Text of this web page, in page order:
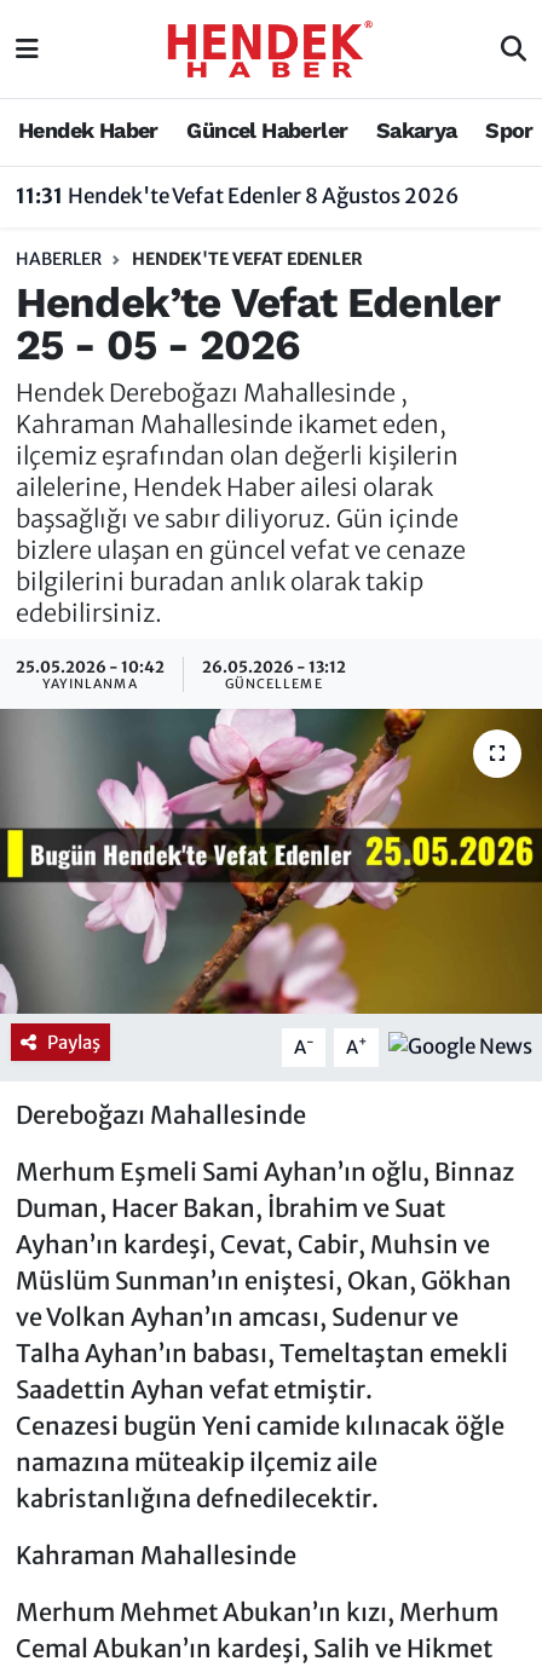
Hendek Haber Güncel Haberler Sakarya Spor
11:31 Hendek'te Vefat Edenler 8 Ağustos 2026
HABERLER HENDEK'TE VEFAT EDENLER
Hendek’te Vefat Edenler
25 - 05 - 2026
Hendek Dereboğazı Mahallesinde ,
Kahraman Mahallesinde ikamet eden,
ilçemiz eşrafından olan değerli kişilerin
ailelerine, Hendek Haber ailesi olarak
başsağlığı ve sabır diliyoruz. Gün içinde
bizlere ulaşan en güncel vefat ve cenaze
bilgilerini buradan anlık olarak takip
edebilirsiniz.
25.05.2026 - 10:42
YAYINLANMA
26.05.2026 - 13:12
GÜNCELLEME
Paylaş A- A+
Dereboğazı Mahallesinde
Merhum Eşmeli Sami Ayhan’ın oğlu, Binnaz
Duman, Hacer Bakan, İbrahim ve Suat
Ayhan’ın kardeşi, Cevat, Cabir, Muhsin ve
Müslüm Sunman’ın eniştesi, Okan, Gökhan
ve Volkan Ayhan’ın amcası, Sudenur ve
Talha Ayhan’ın babası, Temeltaştan emekli
Saadettin Ayhan vefat etmiştir.
Cenazesi bugün Yeni camide kılınacak öğle
namazına müteakip ilçemiz aile
kabristanlığına defnedilecektir.
Kahraman Mahallesinde
Merhum Mehmet Abukan’ın kızı, Merhum
Cemal Abukan’ın kardeşi, Salih ve Hikmet
Hendek Haber
Nöbetçi Eczaneler
Vefat Edenler
Hendek Haber
Hakkında
Hendek Haber Reklam Servisi
Künye
İletişim
Sakarya Nöbetçi Eczaneler
Sakarya Trafik Yoğunluk Haritası
Tüm Manşetler
Son Dakika Haberleri
Haber Arşivi